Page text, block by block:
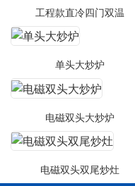
工程款直冷四门双温
单头大炒炉
电磁双头大炒炉
电磁双头双尾炒灶